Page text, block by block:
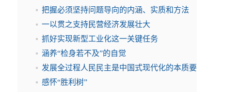
把握必须坚持问题导向的内涵、实质和方法
一以贯之支持民营经济发展壮大
抓好实现新型工业化这一关键任务
涵养“检身若不及”的自觉
发展全过程人民民主是中国式现代化的本质要
感怀“胜利树”